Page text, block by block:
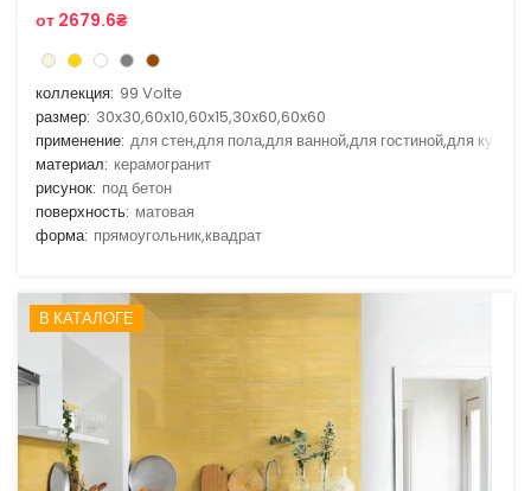
от 2679.6₴
коллекция: 99 Volte
размер: 30x30,60x10,60x15,30x60,60x60
применение: для стен,для пола,для ванной,для гостиной,для кухни
материал: керамогранит
рисунок: под бетон
поверхность: матовая
форма: прямоугольник,квадрат
В КАТАЛОГЕ